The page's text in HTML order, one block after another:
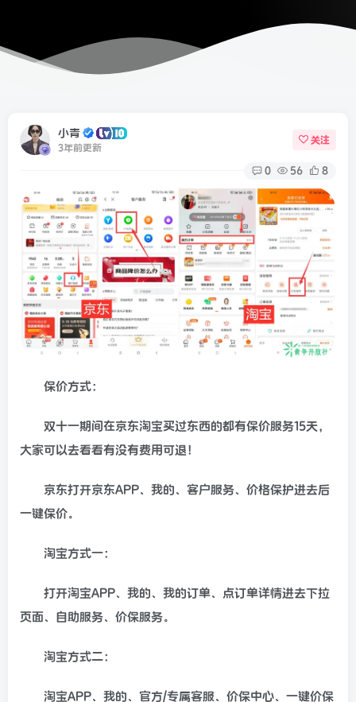
小青
3年前更新
关注
0 56 8
保价方式：
双十一期间在京东淘宝买过东西的都有保价服务15天，
大家可以去看看有没有费用可退！
京东打开京东APP、我的、客户服务、价格保护进去后
一键保价。
淘宝方式一：
打开淘宝APP、我的、我的订单、点订单详情进去下拉
页面、自助服务、价保服务。
淘宝方式二：
淘宝APP、我的、官方/专属客服、价保中心、一键价保